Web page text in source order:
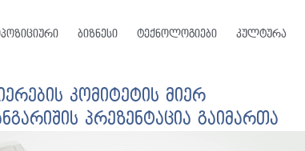
ბიზნესი ტექნოლოგიები კულტურა
კომიტეტის მიერ
პრეზენტაცია გაიმართა